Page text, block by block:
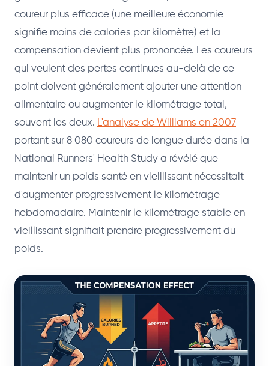
coureur plus efficace (une meilleure économie
signifie moins de calories par kilomètre) et la
compensation devient plus prononcée. Les coureurs
qui veulent des pertes continues au-delà de ce
point doivent généralement ajouter une attention
alimentaire ou augmenter le kilométrage total,
souvent les deux. L'analyse de Williams en 2007
portant sur 8 080 coureurs de longue durée dans la
National Runners' Health Study a révélé que
maintenir un poids santé en vieillissant nécessitait
d'augmenter progressivement le kilométrage
hebdomadaire. Maintenir le kilométrage stable en
vieillissant signifiait prendre progressivement du
poids.